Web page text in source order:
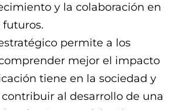
y la colaboración en
futuros.
permite a los
mejor el impacto
tiene en la sociedad y
al desarrollo de una